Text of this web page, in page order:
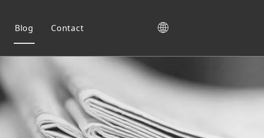
Dulap de încălțăminte
Blog Contact